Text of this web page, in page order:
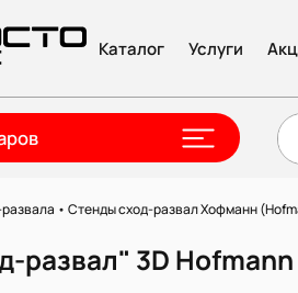
Каталог Услуги
•Стенды сход-развал Хофманн
развал" 3D